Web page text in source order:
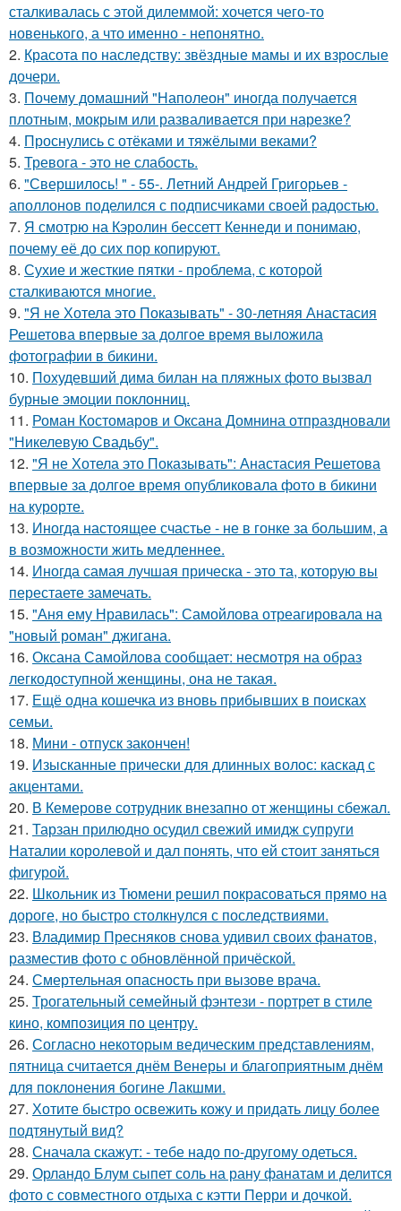
сталкивалась с этой дилеммой: хочется чего-то
новенького, а что именно - непонятно.
2. Красота по наследству: звёздные мамы и их взрослые
дочери.
3. Почему домашний "Наполеон" иногда получается
плотным, мокрым или разваливается при нарезке?
4. Проснулись с отёками и тяжёлыми веками?
5. Тревога - это не слабость.
6. "Свершилось! " - 55-. Летний Андрей Григорьев -
аполлонов поделился с подписчиками своей радостью.
7. Я смотрю на Кэролин бессетт Кеннеди и понимаю,
почему её до сих пор копируют.
8. Сухие и жесткие пятки - проблема, с которой
сталкиваются многие.
9. "Я не Хотела это Показывать" - 30-летняя Анастасия
Решетова впервые за долгое время выложила
фотографии в бикини.
10. Похудевший дима билан на пляжных фото вызвал
бурные эмоции поклонниц.
11. Роман Костомаров и Оксана Домнина отпраздновали
"Никелевую Свадьбу".
12. "Я не Хотела это Показывать": Анастасия Решетова
впервые за долгое время опубликовала фото в бикини
на курорте.
13. Иногда настоящее счастье - не в гонке за большим, а
в возможности жить медленнее.
14. Иногда самая лучшая прическа - это та, которую вы
перестаете замечать.
15. "Аня ему Нравилась": Самойлова отреагировала на
"новый роман" джигана.
16. Оксана Самойлова сообщает: несмотря на образ
легкодоступной женщины, она не такая.
17. Ещё одна кошечка из вновь прибывших в поисках
семьи.
18. Мини - отпуск закончен!
19. Изысканные прически для длинных волос: каскад с
акцентами.
20. В Кемерове сотрудник внезапно от женщины сбежал.
21. Тарзан прилюдно осудил свежий имидж супруги
Наталии королевой и дал понять, что ей стоит заняться
фигурой.
22. Школьник из Тюмени решил покрасоваться прямо на
дороге, но быстро столкнулся с последствиями.
23. Владимир Пресняков снова удивил своих фанатов,
разместив фото с обновлённой причёской.
24. Смертельная опасность при вызове врача.
25. Трогательный семейный фэнтези - портрет в стиле
кино, композиция по центру.
26. Согласно некоторым ведическим представлениям,
пятница считается днём Венеры и благоприятным днём
для поклонения богине Лакшми.
27. Хотите быстро освежить кожу и придать лицу более
подтянутый вид?
28. Сначала скажут: - тебе надо по-другому одеться.
29. Орландо Блум сыпет соль на рану фанатам и делится
фото с совместного отдыха с кэтти Перри и дочкой.